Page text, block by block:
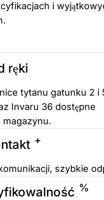
i
ręki
tytanu gatunku 2 i
Invaru 36 dostępne
+
szybkie
%